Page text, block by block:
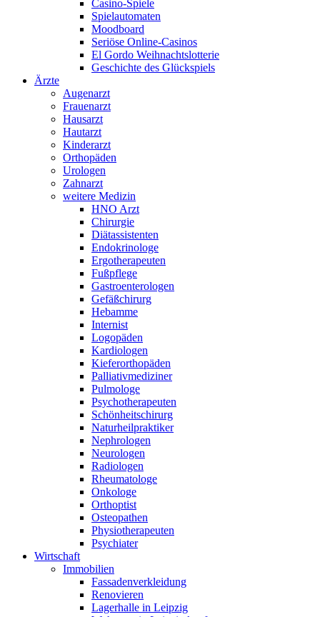
Casino-Spiele
Spielautomaten
Moodboard
Seriöse Online-Casinos
El Gordo Weihnachtslotterie
Geschichte des Glückspiels
Ärzte
Augenarzt
Frauenarzt
Hausarzt
Hautarzt
Kinderarzt
Orthopäden
Urologen
Zahnarzt
weitere Medizin
HNO Arzt
Chirurgie
Diätassistenten
Endokrinologe
Ergotherapeuten
Fußpflege
Gastroenterologen
Gefäßchirurg
Hebamme
Internist
Logopäden
Kardiologen
Kieferorthopäden
Palliativmediziner
Pulmologe
Psychotherapeuten
Schönheitschirurg
Naturheilpraktiker
Nephrologen
Neurologen
Radiologen
Rheumatologe
Onkologe
Orthoptist
Osteopathen
Physiotherapeuten
Psychiater
Wirtschaft
Immobilien
Fassadenverkleidung
Renovieren
Lagerhalle in Leipzig